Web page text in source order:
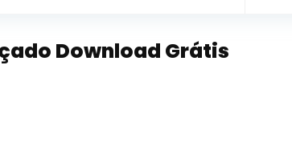
Download Grátis